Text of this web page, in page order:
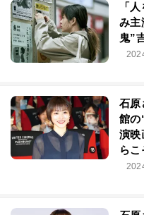
「
み主
鬼”
石原
館の
演映
らこ